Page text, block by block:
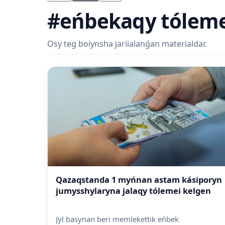
#eńbekaqy
Osy teg boiynsha jariialanǵan materialdar.
Qazaqstanda 1 myńnan astam kásiporyn
jumysshylaryna jalaqy tólemei kelgen
Jyl basynan beri memlekettik eńbek